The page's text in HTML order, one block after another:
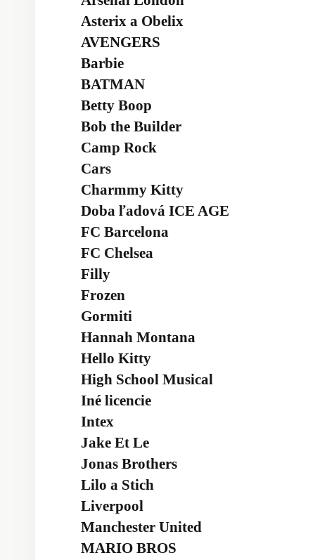
Asterix a Obelix
AVENGERS
Barbie
BATMAN
Betty Boop
Bob the Builder
Camp Rock
Cars
Charmmy Kitty
Doba ľadová ICE AGE
FC Barcelona
FC Chelsea
Filly
Frozen
Gormiti
Hannah Montana
Hello Kitty
High School Musical
Iné licencie
Intex
Jake Et Le
Jonas Brothers
Lilo a Stich
Liverpool
Manchester United
MARIO BROS